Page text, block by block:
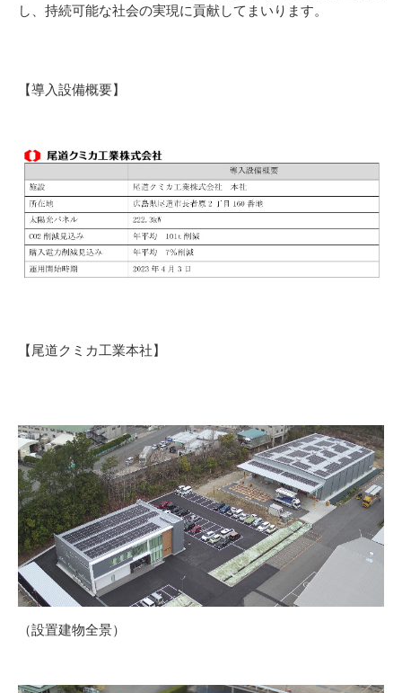
し、持続可能な社会の実現に貢献してまいります。
【導入設備概要】
【尾道クミカ工業本社】
（設置建物全景）